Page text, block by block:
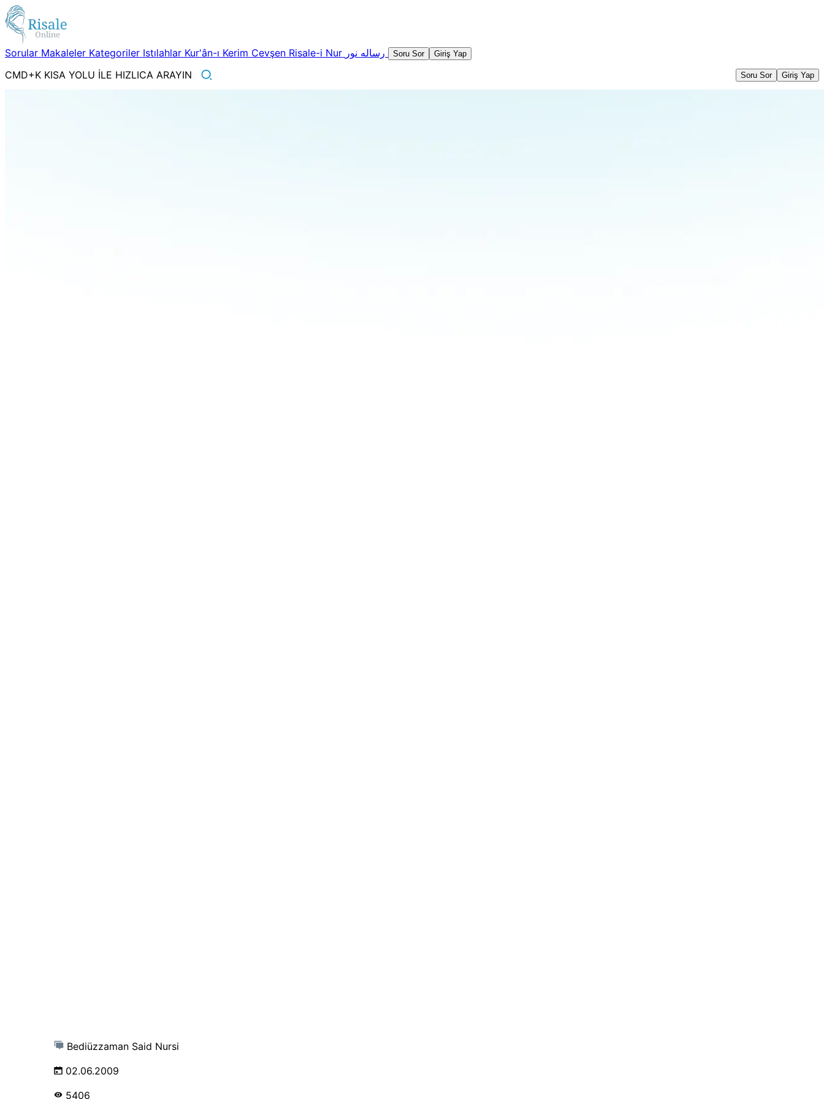
Sorular Makaleler Kategoriler Istılahlar Kur'ân-ı Kerim Cevşen Risale-i Nur Soru Sor Giriş Yap
CMD+K KISA YOLU İLE HIZLICA ARAYIN Soru Sor Giriş Yap
Bediüzzaman Said Nursi
02.06.2009
5406